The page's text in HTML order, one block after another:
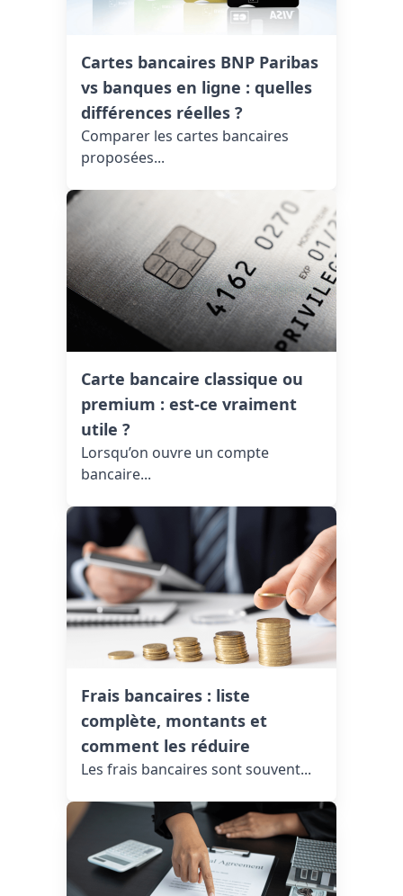
Cartes bancaires BNP Paribas
vs banques en ligne : quelles
différences réelles ?
Comparer les cartes bancaires
proposées...
Carte bancaire classique ou
premium : est-ce vraiment
utile ?
Lorsqu’on ouvre un compte
bancaire...
Frais bancaires : liste
complète, montants et
comment les réduire
Les frais bancaires sont souvent...